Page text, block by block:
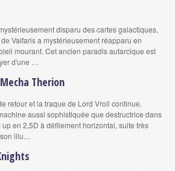
disparu des cartes galactiques,
Valfaris a mystérieusement réapparu en
mourant. Cet ancien paradis autarcique est
d'une …
Therion
retour et la traque de Lord Vroll continue.
aussi sophistiquée que destructrice dans
up en 2,5D à défilement horizontal, suite très
illu…